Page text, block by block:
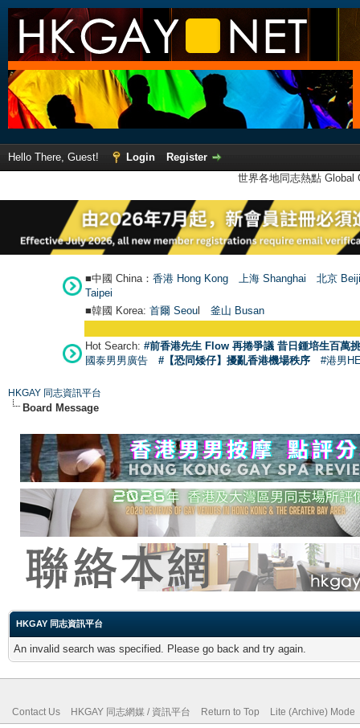
Hello There, Guest! Login
Register
世界各地同志熱點
■中國 China： 香港 Hong Kong 上海 Shanghai
北京
Taipei
■韓國 Korea: 首爾 Seoul 釜山 Busan
Hot Search: #前香港先生 Flow 再捲爭議 昔日鍾培生百萬
國泰男男廣告
#【恐同矮仔】擾亂香港機場秩序 #港男
HKGAY 同志資訊平台
Board Message
HKGAY 同志資訊平台
An invalid search was specified. Please go back and try again.
Contact Us HKGAY 同志網媒 / 資訊平台 Return to Top Lite (Archive) Mode